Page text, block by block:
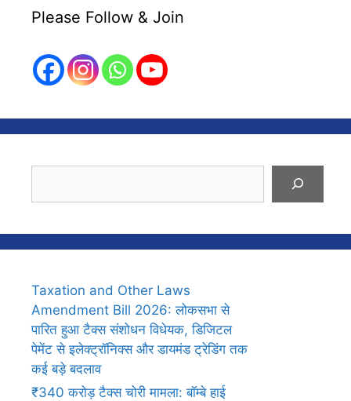
Please Follow & Join
Taxation and Other Laws
Amendment Bill 2026: लोकसभा से
पारित हुआ टैक्स संशोधन विधेयक, डिजिटल
पेमेंट से इलेक्ट्रॉनिक्स और डायमंड ट्रेडिंग तक
कई बड़े बदलाव
₹340 करोड़ टैक्स चोरी मामला: बॉम्बे हाई